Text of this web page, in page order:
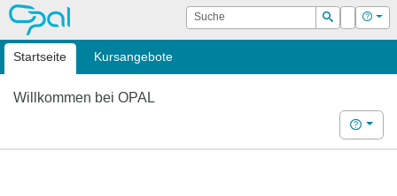
OPAL Suche
Suchen
Login Hilfe
Startseite Kursangebote
Willkommen bei OPAL
Hilfe